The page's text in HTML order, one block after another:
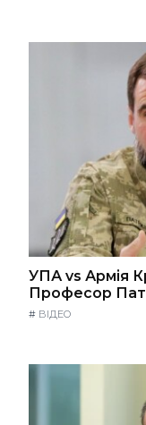
УПА vs Армія
Професор
# ВІДЕО